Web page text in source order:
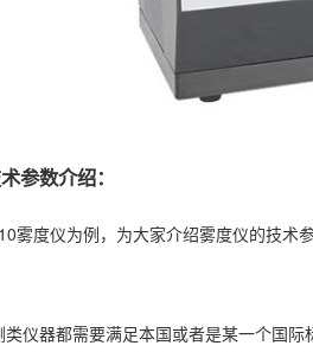
参数介绍：
雾度仪为例，为大家介绍雾度仪的技术
仪器都需要满足本国或者是某一个国